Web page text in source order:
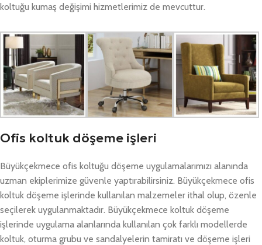
koltuğu kumaş değişimi hizmetlerimiz de mevcuttur.
Ofis koltuk döşeme işleri
Büyükçekmece ofis koltuğu döşeme uygulamalarımızı alanında
uzman ekiplerimize güvenle yaptırabilirsiniz. Büyükçekmece ofis
koltuk döşeme işlerinde kullanılan malzemeler ithal olup, özenle
seçilerek uygulanmaktadır. Büyükçekmece koltuk döşeme
işlerinde uygulama alanlarında kullanılan çok farklı modellerde
koltuk, oturma grubu ve sandalyelerin tamiratı ve döşeme işleri